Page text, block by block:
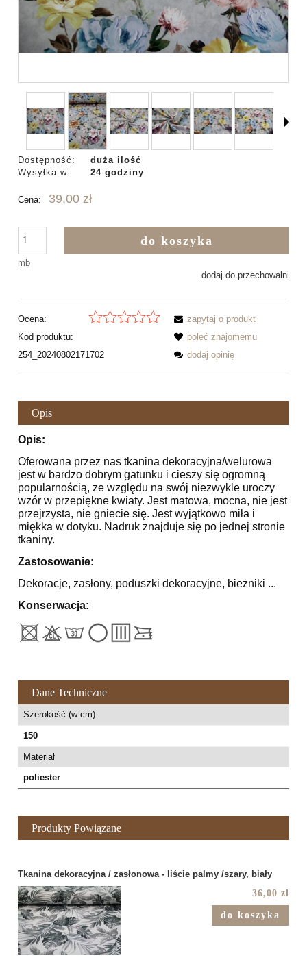
Dostępność:
duża ilość
Wysyłka w:
24 godziny
Cena: 39,00 zł
mb
do koszyka
dodaj do przechowalni
Ocena:
Kod produktu:
254_20240802171702
zapytaj o produkt
poleć znajomemu
dodaj opinię
Opis
Opis:
Oferowana przez nas tkanina dekoracyjna/welurowa
jest w bardzo dobrym gatunku i cieszy się ogromną
popularnością, ze względu na swój niezwykle uroczy
wzór w przepiękne kwiaty. Jest matowa, mocna, nie jest
przejrzysta, nie gniecie się. Jest wyjątkowo miła i
miękka w dotyku. Nadruk znajduje się po jednej stronie
tkaniny.
Zastosowanie:
Dekoracje, zasłony, poduszki dekoracyjne, bieżniki ...
Konserwacja:
Dane Techniczne
Szerokość (w cm)
150
Materiał
poliester
Produkty Powiązane
Tkanina dekoracyjna / zasłonowa - liście palmy /szary, biały
36,00 zł
do koszyka